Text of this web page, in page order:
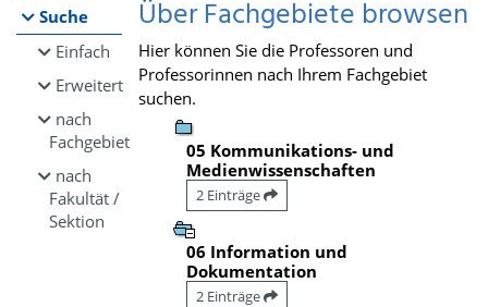
Suche
Einfach
Erweitert
nach
Fachgebiet
nach
Fakultät /
Sektion
Über Fachgebiete browsen
Hier können Sie die Professoren und
Professorinnen nach Ihrem Fachgebiet
suchen.
05 Kommunikations- und
Medienwissenschaften
2 Einträge
06 Information und
Dokumentation
2 Einträge